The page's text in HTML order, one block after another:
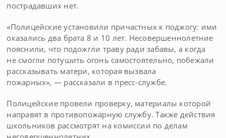
пострадавших нет.
«Полицейские установили причастных к поджогу: ими
оказались два брата 8 и 10 лет. Несовершеннолетние
пояснили, что подожгли траву ради забавы, а когда
не смогли потушить огонь самостоятельно, побежали
рассказывать матери, которая вызвала
пожарных», — рассказали в пресс-службе.
Полицейские провели проверку, материалы которой
направят в противопожарную службу. Также действия
школьников рассмотрят на комиссии по делам